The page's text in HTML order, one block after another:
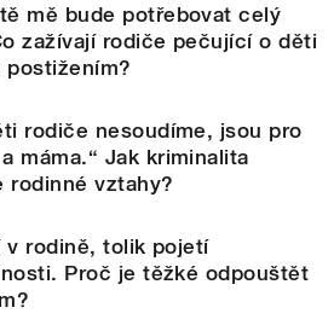
mě bude potřebovat celý
zažívají rodiče pečující o děti
postižením?
rodiče nesoudíme, jsou pro
máma.“ Jak kriminalita
rodinné vztahy?
v rodině, tolik pojetí
Proč je těžké odpouštět